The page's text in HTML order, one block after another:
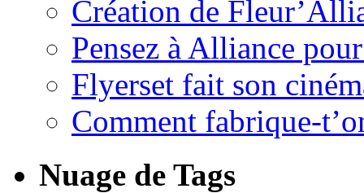
Création de
Pensez à Alliance
Flyerset fait son
Comment fabrique-
Nuage de Tags